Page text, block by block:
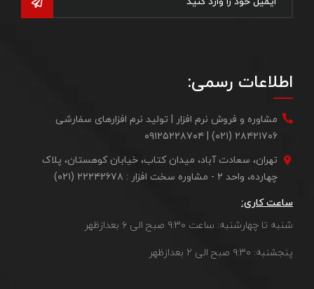
اطلاعات رسمی:
مشاوره و فروش نرم افزار | تولید نرم افزارهای سفارشی
۲۸۴۲۱۷۰۶ (۰۲۱) | ۰۹۱۲۵۲۲۸۷۰۴
تهران، سعادت آباد، میدان کتاب، خیابان کوهستان، پلاک
چهارده، واحد ۲ - مشاوره سخت افزار : ۲۲۲۴۲۶۷۸ (۰۲۱)
ساعت کاری:
شنبه تا چهارشنبه: ساعت ۹:۳۰ صبح الی ۶ بعدازظهر
پنجشنبه: ۹:۳۰ صبح الی ۲ بعدازظهر